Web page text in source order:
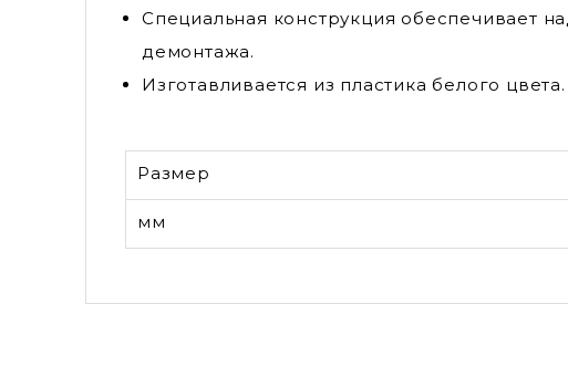
Специальная конструкция обеспечивает
демонтажа.
Изготавливается из пластика белого цвета.
Размер
мм